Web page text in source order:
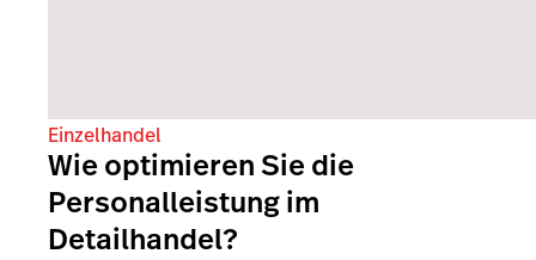
Einzelhandel
Wie optimieren Sie die
Personalleistung im
Detailhandel?